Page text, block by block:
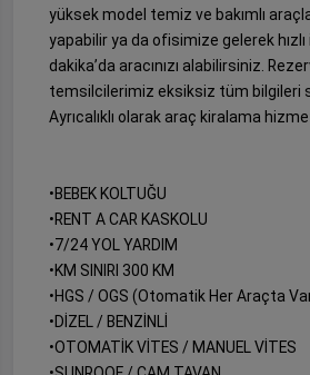
yüksek model temiz ve bakımlı
yapabilir ya da ofisimize gelerek
dakika’da aracınızı alabilirsiniz.
temsilcilerimiz eksiksiz tüm bilgileri
Ayrıcalıklı olarak araç kiralama
•BEBEK KOLTUĞU
•RENT A CAR KASKOLU
•7/24 YOL YARDIM
•KM SINIRI 300 KM
•HGS / OGS (Otomatik Her Araçta
•DİZEL / BENZİNLİ
•OTOMATİK VİTES / MANUEL VİTES